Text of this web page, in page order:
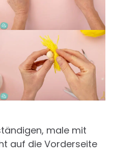
male mit
auf die Vorderseite